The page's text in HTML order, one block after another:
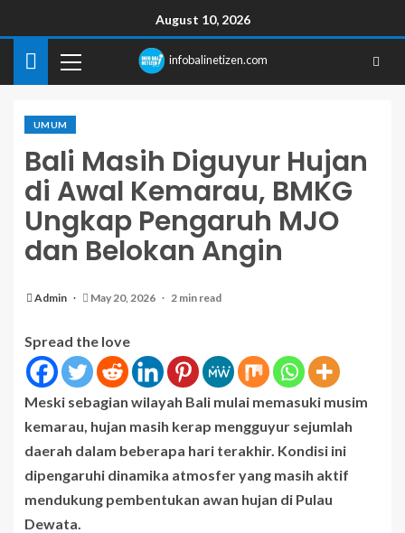
August 10, 2026
infobalinetizen.com
UMUM
Bali Masih Diguyur Hujan
di Awal Kemarau, BMKG
Ungkap Pengaruh MJO
dan Belokan Angin
Admin May 20, 2026 2 min read
Spread the love
Meski sebagian wilayah Bali mulai memasuki musim
kemarau, hujan masih kerap mengguyur sejumlah
daerah dalam beberapa hari terakhir. Kondisi ini
dipengaruhi dinamika atmosfer yang masih aktif
mendukung pembentukan awan hujan di Pulau
Dewata.